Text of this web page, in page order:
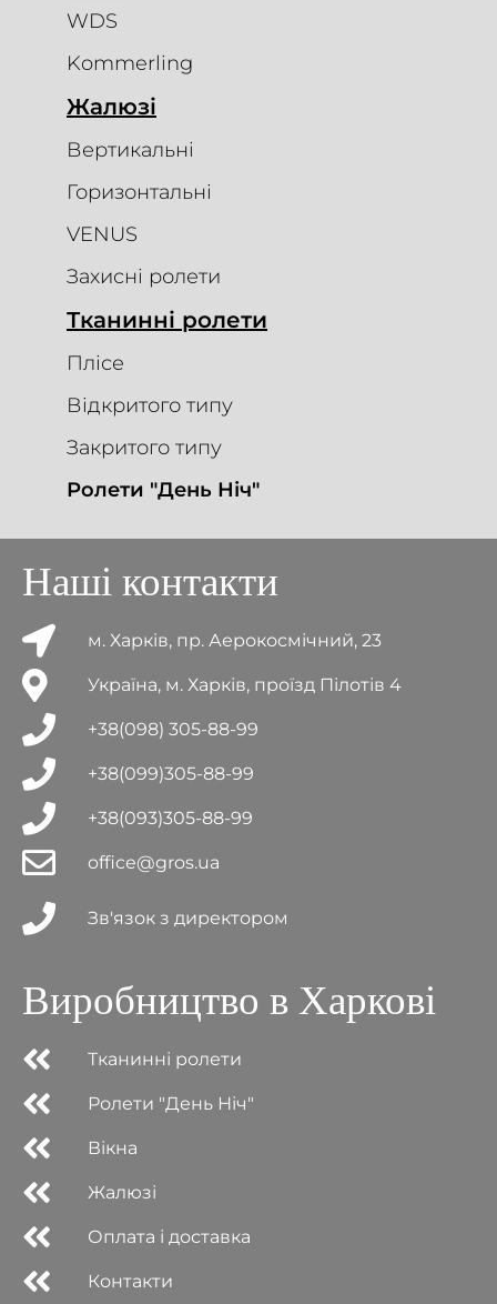
WDS
Kommerling
Жалюзі
Вертикальні
Горизонтальні
VENUS
Захисні ролети
Тканинні ролети
Плісе
Відкритого типу
Закритого типу
Ролети "День Ніч"
Наші контакти
м. Харків, пр. Аерокосмічний, 23
Україна, м. Харків, проїзд Пілотів 4
+38(098) 305-88-99
+38(099)305-88-99
+38(093)305-88-99
office@gros.ua
Зв'язок з директором
Виробництво в Харкові
Тканинні ролети
Ролети "День Ніч"
Вікна
Жалюзі
Оплата і доставка
Контакти